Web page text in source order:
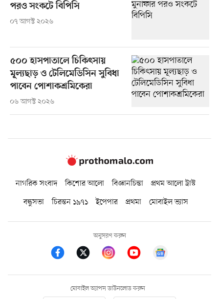
পরও সংকটে বিপিসি
০৭ আগস্ট ২০২৬
৫০০ হাসপাতালে চিকিৎসায়
মূল্যছাড় ও টেলিমেডিসিন সুবিধা
পাবেন পোশাকশ্রমিকেরা
০৬ আগস্ট ২০২৬
নাগরিক সংবাদ কিশোর আলো বিজ্ঞানচিন্তা
প্রথম আলো ট্রাস্ট
বন্ধুসভা
চিরন্তন ১৯৭১ ইপেপার প্রথমা মোবাইল ভ্যাস
অনুসরণ করুন
মোবাইল অ্যাপস ডাউনলোড করুন